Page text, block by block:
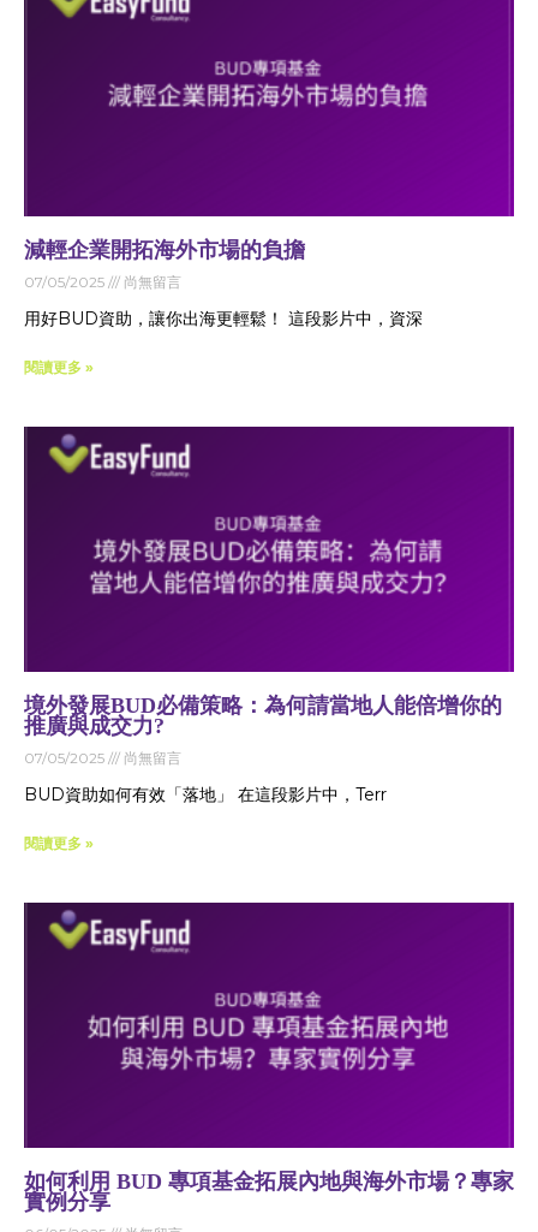
減輕企業開拓海外市場的負擔
07/05/2025 尚無留言
用好BUD資助，讓你出海更輕鬆！ 這段影片中，資深
閱讀更多 »
境外發展BUD必備策略：為何請當地人能倍增你的
推廣與成交力?
07/05/2025 尚無留言
BUD資助如何有效「落地」 在這段影片中，Terr
閱讀更多 »
如何利用 BUD 專項基金拓展內地與海外市場？專家
實例分享